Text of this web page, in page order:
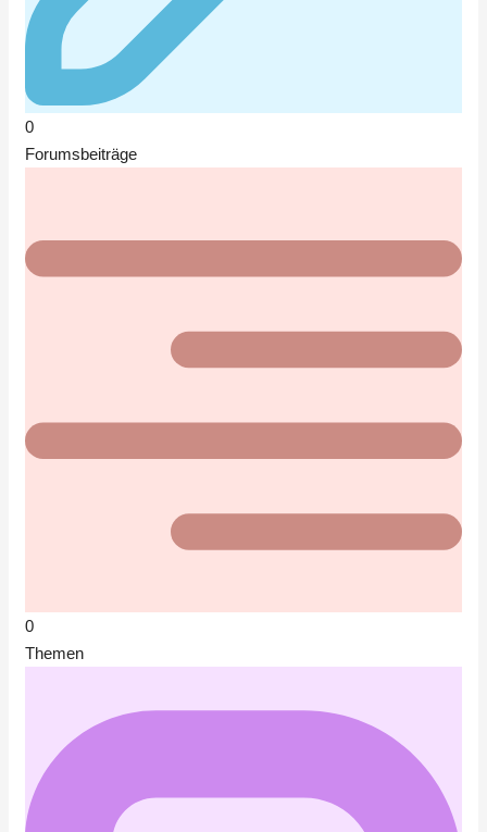
0
Forumsbeiträge
0
Themen